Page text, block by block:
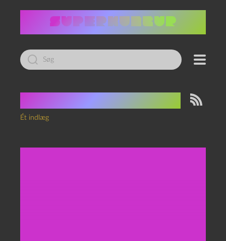
Led
efter:
Ét indlæg